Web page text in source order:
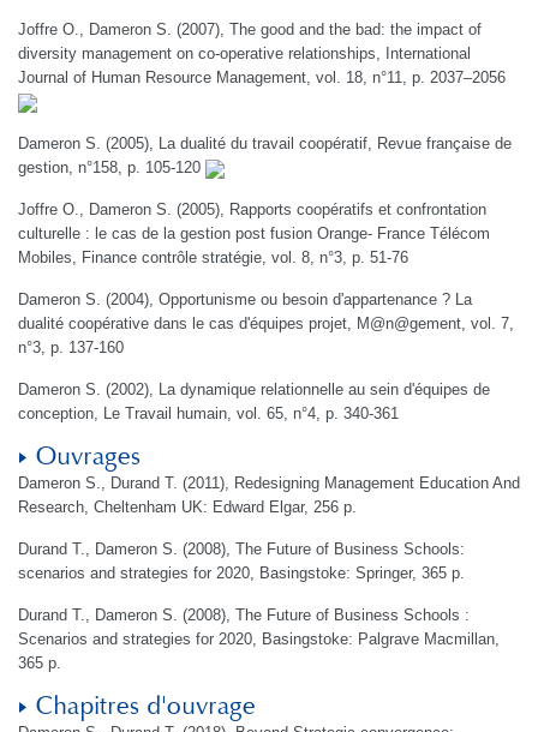
Joffre O., Dameron S. (2007), The good and the bad: the impact of
diversity management on co-operative relationships, International
Journal of Human Resource Management, vol. 18, n°11, p. 2037–2056
Dameron S. (2005), La dualité du travail coopératif, Revue française de
gestion, n°158, p. 105-120
Joffre O., Dameron S. (2005), Rapports coopératifs et confrontation
culturelle : le cas de la gestion post fusion Orange- France Télécom
Mobiles, Finance contrôle stratégie, vol. 8, n°3, p. 51-76
Dameron S. (2004), Opportunisme ou besoin d'appartenance ? La
dualité coopérative dans le cas d'équipes projet, M@n@gement, vol. 7,
n°3, p. 137-160
Dameron S. (2002), La dynamique relationnelle au sein d'équipes de
conception, Le Travail humain, vol. 65, n°4, p. 340-361
Ouvrages
Dameron S., Durand T. (2011), Redesigning Management Education And
Research, Cheltenham UK: Edward Elgar, 256 p.
Durand T., Dameron S. (2008), The Future of Business Schools:
scenarios and strategies for 2020, Basingstoke: Springer, 365 p.
Durand T., Dameron S. (2008), The Future of Business Schools :
Scenarios and strategies for 2020, Basingstoke: Palgrave Macmillan,
365 p.
Chapitres d'ouvrage